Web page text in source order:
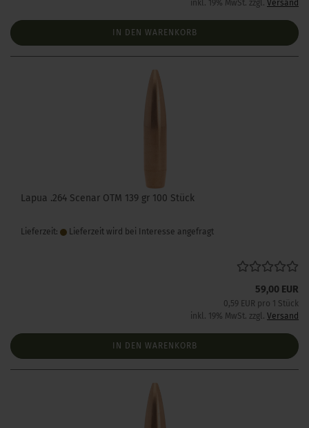
inkl. 19% MwSt. zzgl. Versand
IN DEN WARENKORB
Lapua .264 Scenar OTM 139 gr 100 Stück
Lieferzeit: Lieferzeit wird bei Interesse angefragt
59,00 EUR
0,59 EUR pro 1 Stück
inkl. 19% MwSt. zzgl. Versand
IN DEN WARENKORB